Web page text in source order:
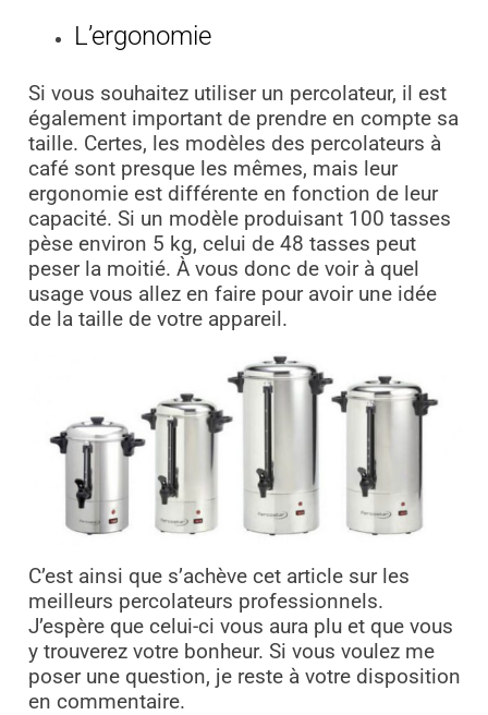
L’ergonomie
Si vous souhaitez utiliser un percolateur, il est
également important de prendre en compte sa
taille. Certes, les modèles des percolateurs à
café sont presque les mêmes, mais leur
ergonomie est différente en fonction de leur
capacité. Si un modèle produisant 100 tasses
pèse environ 5 kg, celui de 48 tasses peut
peser la moitié. À vous donc de voir à quel
usage vous allez en faire pour avoir une idée
de la taille de votre appareil.
C’est ainsi que s’achève cet article sur les
meilleurs percolateurs professionnels.
J’espère que celui-ci vous aura plu et que vous
y trouverez votre bonheur. Si vous voulez me
poser une question, je reste à votre disposition
en commentaire.